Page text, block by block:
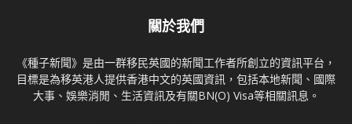
關於我們
《種子新聞》是由一群移民英國的新聞工作者所創立的資訊平台，
目標是為移英港人提供香港中文的英國資訊，包括本地新聞、國際
大事、娛樂消閒、生活資訊及有關BN(O) Visa等相關訊息。